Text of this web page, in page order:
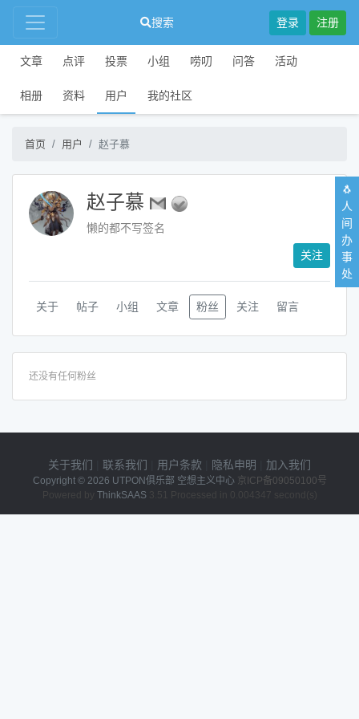
搜索 登录 注册
文章 点评 投票 小组 唠叨 问答 活动
相册 资料 用户 我的社区
首页 用户 赵子慕
赵子慕
懒的都不写签名
关注
关于 帖子 小组 文章 粉丝 关注 留言
还没有任何粉丝
关于我们 联系我们 用户条款 隐私申明 加入我们
Copyright © 2026 UTPON俱乐部 空想主义中心 京ICP备09050100号
Powered by ThinkSAAS3.51 Processed in 0.004347 second(s)
🐧
人
间
办
事
处